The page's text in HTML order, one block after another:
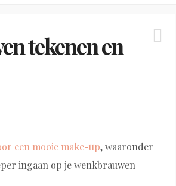
tekenen en
een mooie make-up, waaronder
ingaan op je wenkbrauwen